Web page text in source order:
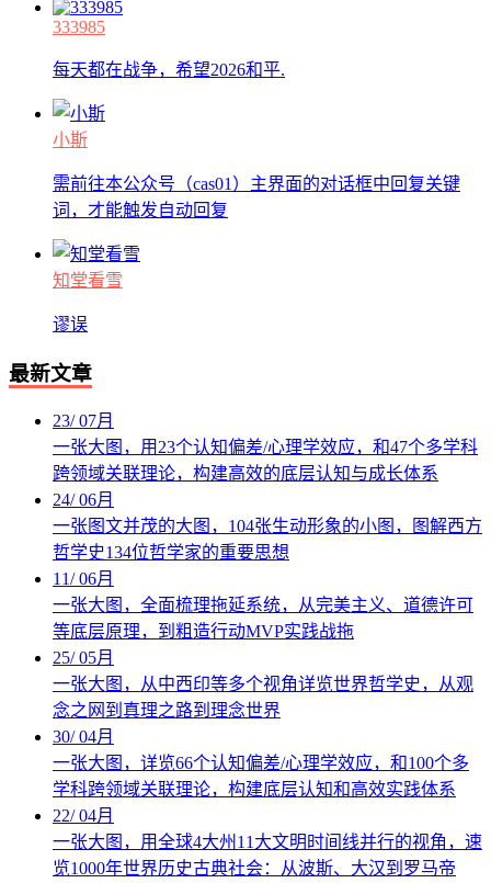
333985
每天都在战争，希望2026和平.
小斯
需前往本公众号（cas01）主界面的对话框中回复关键
词，才能触发自动回复
知堂看雪
谬误
最新文章
23/07月
一张大图，用23个认知偏差/心理学效应，和47个多学科
跨领域关联理论，构建高效的底层认知与成长体系
24/06月
一张图文并茂的大图，104张生动形象的小图，图解西方
哲学史134位哲学家的重要思想
11/06月
一张大图，全面梳理拖延系统，从完美主义、道德许可
等底层原理，到粗造行动MVP实践战拖
25/05月
一张大图，从中西印等多个视角详览世界哲学史，从观
念之网到真理之路到理念世界
30/04月
一张大图，详览66个认知偏差/心理学效应，和100个多
学科跨领域关联理论，构建底层认知和高效实践体系
22/04月
一张大图，用全球4大州11大文明时间线并行的视角，速
览1000年世界历史古典社会：从波斯、大汉到罗马帝